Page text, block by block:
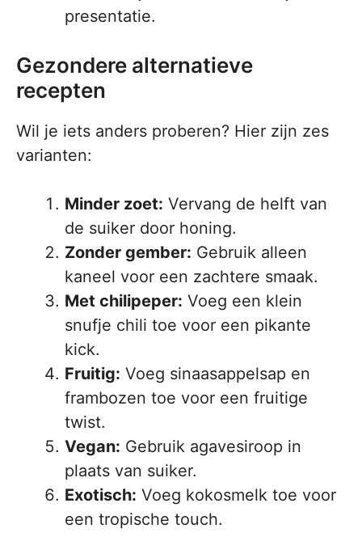
presentatie.
Gezondere alternatieve
recepten
Wil je iets anders proberen? Hier zijn zes
varianten:
Minder zoet: Vervang de helft van
de suiker door honing.
Zonder gember: Gebruik alleen
kaneel voor een zachtere smaak.
Met chilipeper: Voeg een klein
snufje chili toe voor een pikante
kick.
Fruitig: Voeg sinaasappelsap en
frambozen toe voor een fruitige
twist.
Vegan: Gebruik agavesiroop in
plaats van suiker.
Exotisch: Voeg kokosmelk toe voor
een tropische touch.